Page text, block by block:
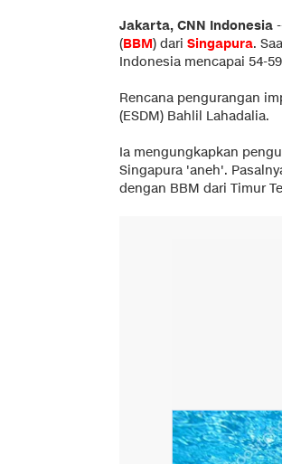
Jakarta, CNN Indonesia
(BBM) dari Singapura.
Indonesia mencapai 54-
Rencana pengurangan
(ESDM) Bahlil Lahadalia.
Ia mengungkapkan
Singapura 'aneh'.
dengan BBM dari Timur